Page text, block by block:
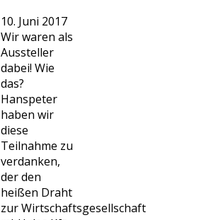
10. Juni 2017
Wir waren als
Aussteller
dabei! Wie
das?
Hanspeter
haben wir
diese
Teilnahme zu
verdanken,
der den
heißen Draht
zur Wirtschaftsgesellschaft